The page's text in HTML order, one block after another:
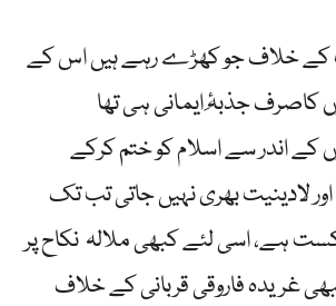
خلاف جو کھڑے رہے ہیں اس کے
کاصرف جذبۂِ ایمانی ہی تھا
اندر سے اسلام کو ختم کرکے
اور لادینیت بھری نہیں جاتی تب تک
‏ہے، اسی لئے کبھی ملالہ نکاح پر
غریدہ فاروقی قربانی کے خلاف